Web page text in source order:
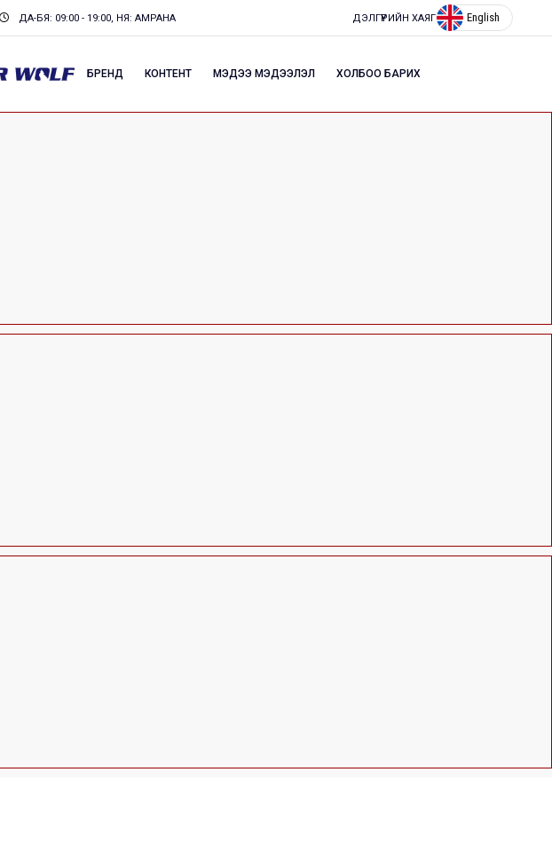
ДА-БЯ: 09:00 - 19:00, НЯ: АМРАНА ДЭЛГҮҮРИЙН ХАЯГ English
БРЕНД КОНТЕНТ МЭДЭЭ МЭДЭЭЛЭЛ ХОЛБОО БАРИХ